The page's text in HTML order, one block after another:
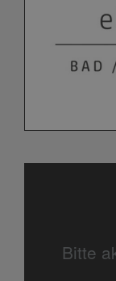
Bitte